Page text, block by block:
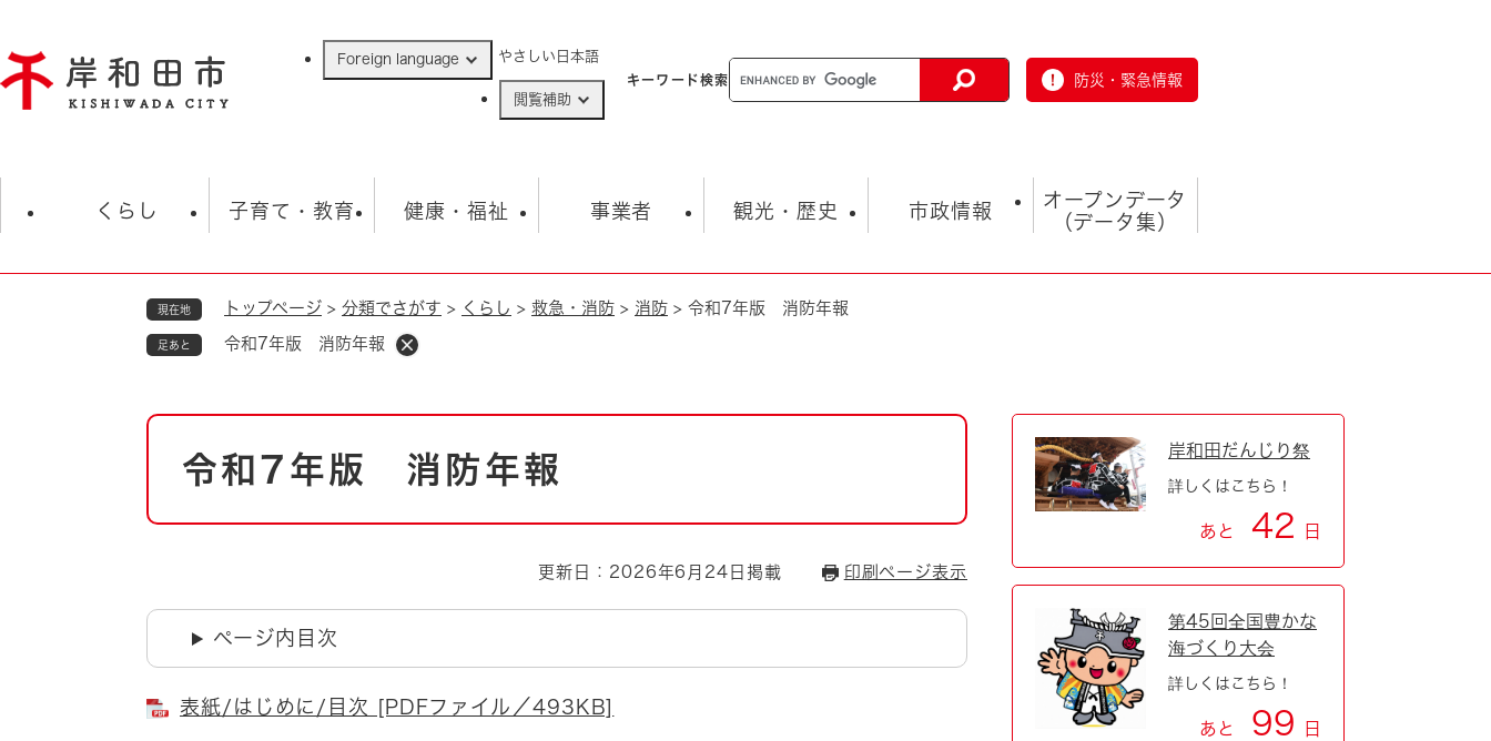
ジ
の
Foreign language やさしい日本語
閲覧補助
キーワード検索 防災・緊急情報
くらし
住民票・戸籍
ごみ・衛生・動物 救急・消防
防災・防犯 上水道・下水道
自然・環境・公園
男女共同参画
地域コミュニティ・ボラン
子育て・教育
学校 子育て
健康・福祉
福祉・健康・生活 生涯学習・スポーツ
事業者
入札・契約情報 まちづくり・協働
環境 福祉・介護
観光・歴史
観光 観光スポット
市政情報
市の概要 総合計画
市政 職員採用情報
市役所・施設の案内
オープンデータ
（データ集）
オープンデータ
現在地 トップページ > 分類でさがす > くらし > 救急・消防 > 消防 > 令和7年版 消防年報
足あと 令和7年版 消防年報
本
令和7年版 消防年報
更新日：2026年6月24日掲載 印刷ページ表示
ページ内目次
表紙/はじめに/目次 [PDFファイル／493KB]
岸和田だんじり祭
詳しくはこちら！
あと 42 日
第45回全国豊かな
海づくり大会
詳しくはこちら！
あと 99 日